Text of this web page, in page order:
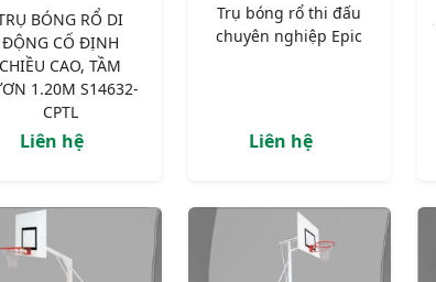
BÓNG RỔ DI
ĐỘNG CỐ ĐỊNH
CHIỀU CAO, TẦM
1.20M S14632-
CPTL
Liên hệ
Trụ bóng rổ thi đấu
chuyên nghiệp Epic
Liên hệ